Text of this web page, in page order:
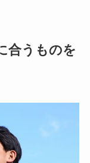
合うものを